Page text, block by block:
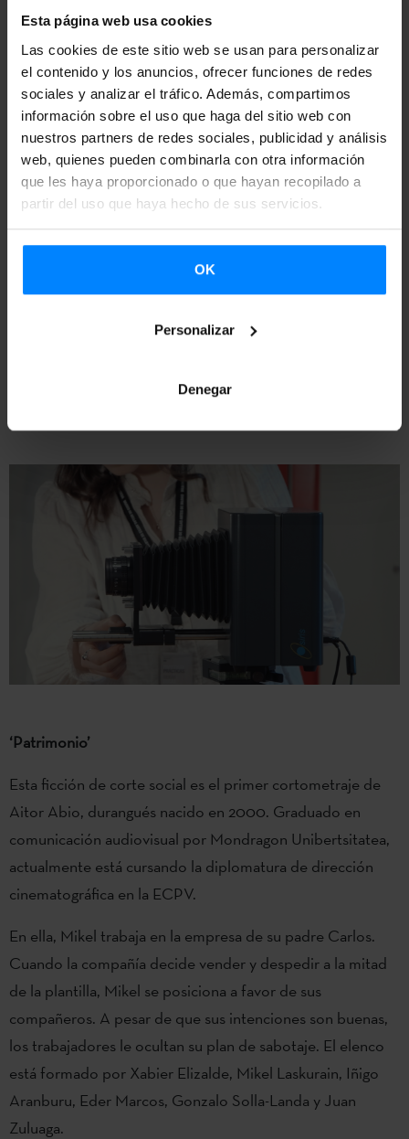
Esta página web usa cookies
Las cookies de este sitio web se usan para personalizar
el contenido y los anuncios, ofrecer funciones de redes
sociales y analizar el tráfico. Además, compartimos
información sobre el uso que haga del sitio web con
nuestros partners de redes sociales, publicidad y análisis
web, quienes pueden combinarla con otra información
que les haya proporcionado o que hayan recopilado a
partir del uso que haya hecho de sus servicios.
OK
Personalizar
Denegar
International Short Film Festival o Filmadrid.
De forma paralela a sus propios trabajos como director,
también ha trabajado como asistente de dirección en
‘Where is the jungle?, de Iván Castiñeiras; como montador
en ‘Medusak’, de Irati Cano, o en ‘Quando a Terra Foge’,
de Frederico Lobo, que se estrenará en la próxima
Quinzaine des Cinéastes de Cannes. Igualmente, ha
colaborado con otros artistas como Érik Bullot, Orsolya
‘Exergo’ es un ensayo que, a partir de detalles periféricos y
ocultos de algunas pinturas del Museo de Bellas Artes de
condiciones sociales, económicas y psicológicas de las
‘Patrimonio’
Esta ficción de corte social es el primer cortometraje de
Aitor Abio, durangués nacido en 2000. Graduado en
comunicación audiovisual por Mondragon Unibertsitatea,
actualmente está cursando la diplomatura de dirección
cinematográfica en la ECPV.
En ella, Mikel trabaja en la empresa de su padre Carlos.
Cuando la compañía decide vender y despedir a la mitad
de la plantilla, Mikel se posiciona a favor de sus
compañeros. A pesar de que sus intenciones son buenas,
los trabajadores le ocultan su plan de sabotaje. El elenco
está formado por Xabier Elizalde, Mikel Laskurain, Iñigo
Aranburu, Eder Marcos, Gonzalo Solla-Landa y Juan
Zuluaga.